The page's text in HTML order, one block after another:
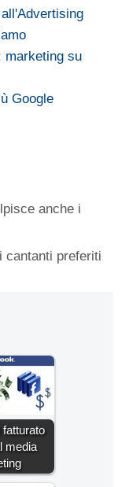
marketing su
Google
anche i
cantanti preferiti
media